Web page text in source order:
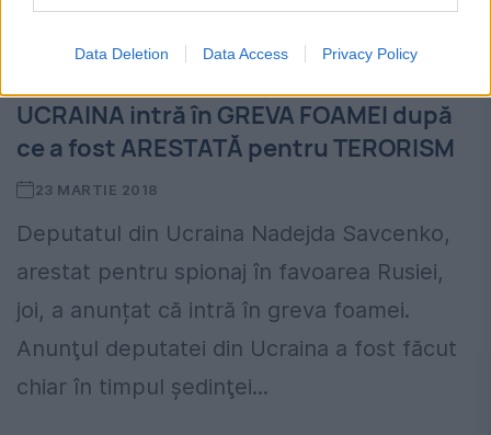
Data Deletion Data Access Privacy Policy
UCRAINA intră în GREVA FOAMEI după
ce a fost ARESTATĂ pentru TERORISM
23 MARTIE 2018
Deputatul din Ucraina Nadejda Savcenko,
arestat pentru spionaj în favoarea Rusiei,
joi, a anunțat că intră în greva foamei.
Anunţul deputatei din Ucraina a fost făcut
chiar în timpul şedinţei...